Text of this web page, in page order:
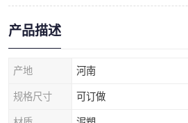
产品描述
产地 河南
规格尺寸 可订做